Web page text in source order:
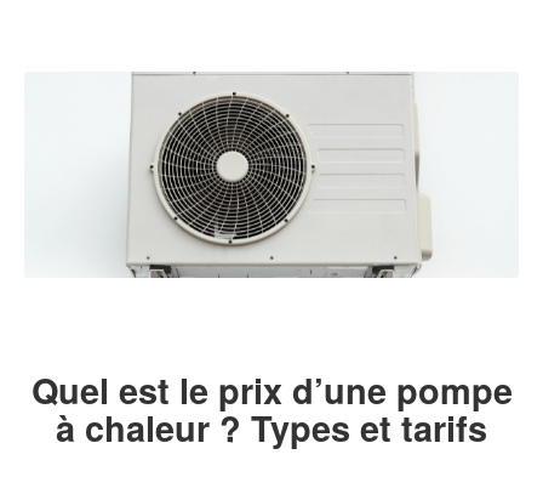
Quel est le prix d’une pompe
à chaleur ? Types et tarifs